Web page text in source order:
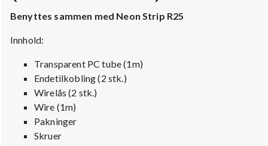
Benyttes sammen med Neon Strip R25
Innhold:
Transparent PC tube (1m)
Endetilkobling (2 stk.)
Wirelås (2 stk.)
Wire (1m)
Pakninger
Skruer